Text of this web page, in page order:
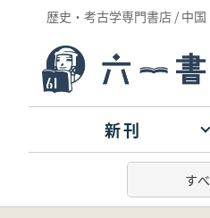
歴史・考古学専門書店 / 中
新刊